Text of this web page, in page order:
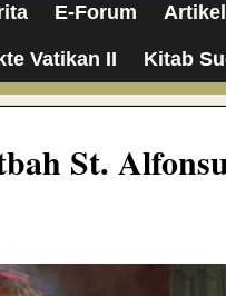
E-Forum
Vatikan II Kitab
St.